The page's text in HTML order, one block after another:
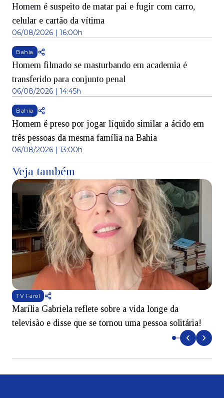
Homem é suspeito de matar pai e fugir com carro,
celular e cartão da vítima
06/08/2026 | 16:00h
Bahia
Homem filmado se masturbando em academia é
transferido para conjunto penal
06/08/2026 | 14:45h
Bahia
Homem é preso por jogar líquido similar a ácido em
três pessoas da mesma família na Bahia
06/08/2026 | 13:00h
Veja também
TV Farol
Marília Gabriela reflete sobre a vida longe da
televisão e disse que se tornou uma pessoa solitária!